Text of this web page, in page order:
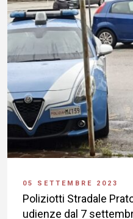
05 SETTEMBRE 2023
Poliziotti Stradale
udienze dal 7